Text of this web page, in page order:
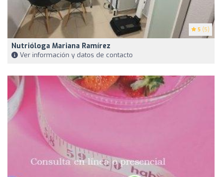
5 (5)
Nutrióloga Mariana Ramírez
Ver información y datos de contacto